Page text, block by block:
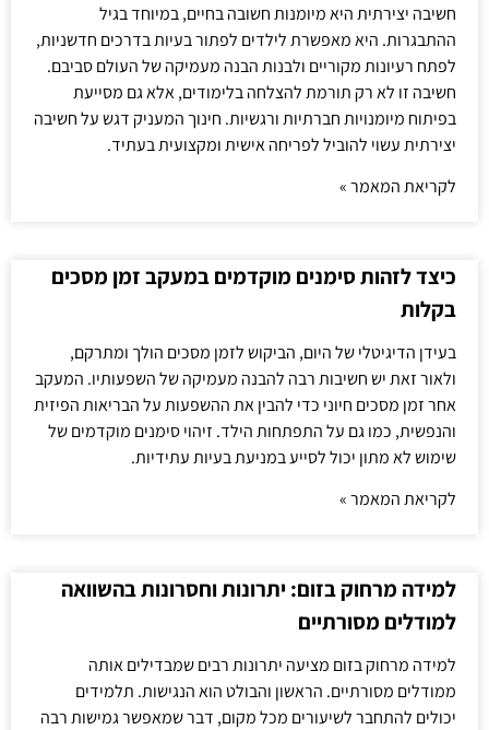
חשיבה יצירתית היא מיומנות חשובה בחיים, במיוחד בגיל
ההתבגרות. היא מאפשרת לילדים לפתור בעיות בדרכים חדשניות,
לפתח רעיונות מקוריים ולבנות הבנה מעמיקה של העולם סביבם.
חשיבה זו לא רק תורמת להצלחה בלימודים, אלא גם מסייעת
בפיתוח מיומנויות חברתיות ורגשיות. חינוך המעניק דגש על חשיבה
יצירתית עשוי להוביל לפריחה אישית ומקצועית בעתיד.
לקריאת המאמר »
כיצד לזהות סימנים מוקדמים במעקב זמן מסכים
בקלות
בעידן הדיגיטלי של היום, הביקוש לזמן מסכים הולך ומתרקם,
ולאור זאת יש חשיבות רבה להבנה מעמיקה של השפעותיו. המעקב
אחר זמן מסכים חיוני כדי להבין את ההשפעות על הבריאות הפיזית
והנפשית, כמו גם על התפתחות הילד. זיהוי סימנים מוקדמים של
שימוש לא מתון יכול לסייע במניעת בעיות עתידיות.
לקריאת המאמר »
למידה מרחוק בזום: יתרונות וחסרונות בהשוואה
למודלים מסורתיים
למידה מרחוק בזום מציעה יתרונות רבים שמבדילים אותה
ממודלים מסורתיים. הראשון והבולט הוא הנגישות. תלמידים
יכולים להתחבר לשיעורים מכל מקום, דבר שמאפשר גמישות רבה